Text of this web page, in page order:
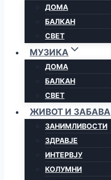
ДОМА
БАЛКАН
СВЕТ
МУЗИКА
ДОМА
БАЛКАН
СВЕТ
ЖИВОТ И ЗАБАВА
ЗАНИМЛИВОСТИ
ЗДРАВЈЕ
ИНТЕРВЈУ
КОЛУМНИ